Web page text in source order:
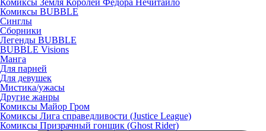
Комиксы BUBBLE
Синглы
Сборники
Легенды BUBBLE
BUBBLE Visions
Манга
Для парней
Для девушек
Мистика/ужасы
Другие жанры
Комиксы Майор Гром
Комиксы Лига справедливости (Justice League)
Комиксы Призрачный гонщик (Ghost Rider)